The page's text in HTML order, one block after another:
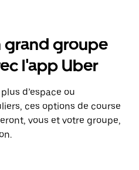
grand groupe
l'app Uber
d’espace ou
ces options de course
vous et votre groupe,